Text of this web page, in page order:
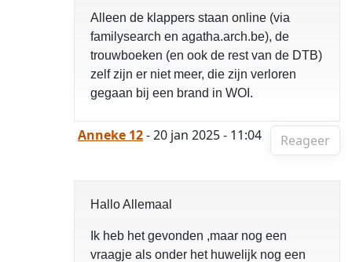
Alleen de klappers staan online (via
familysearch en agatha.arch.be), de
trouwboeken (en ook de rest van de DTB)
zelf zijn er niet meer, die zijn verloren
gegaan bij een brand in WOI.
Reageer
Anneke 12- 20 jan 2025 - 11:04
Hallo Allemaal
Ik heb het gevonden ,maar nog een
vraagje als onder het huwelijk nog een